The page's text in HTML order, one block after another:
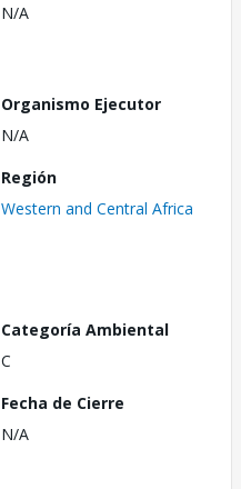
N/A
Organismo Ejecutor
N/A
Región
Western and Central Africa
Categoría Ambiental
C
Fecha de Cierre
N/A